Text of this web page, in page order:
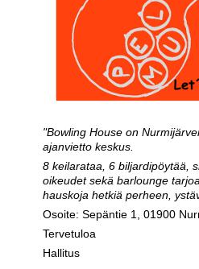
"Bowling House on
ajanvietto keskus.
8 keilarataa, 6 biljardipöytää,
oikeudet sekä barlounge
hauskoja hetkiä perheen,
Osoite: Sepäntie 1, 01900
Tervetuloa
Hallitus